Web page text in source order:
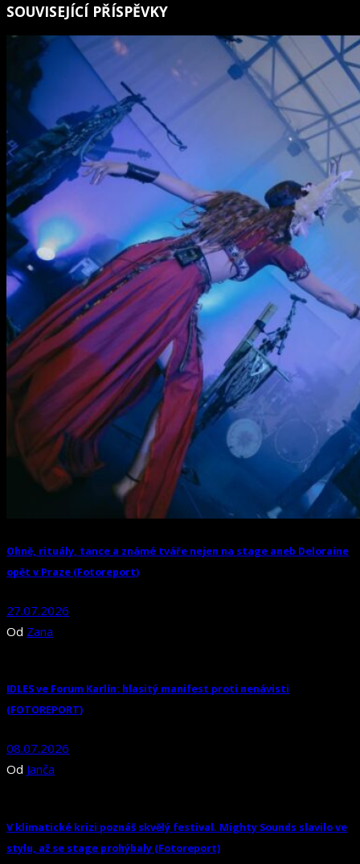
SOUVISEJÍCÍ PŘÍSPĚVKY
Ohně, rituály, tance a známé tváře nejen na stage aneb Deloraine
opět v Praze (Fotoreport)
27.07.2026
Od Zana
IDLES ve Forum Karlín: hlasitý manifest proti nenávisti
(FOTOREPORT)
08.07.2026
Od Janča
V klimatické krizi poznáš skvělý festival. Mighty Sounds slavilo ve
stylu, až se stage prohýbaly (Fotoreport)